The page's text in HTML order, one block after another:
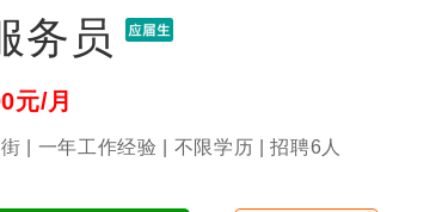
务员
元/月
| 一年工作经验 | 不限学历 | 招聘6人